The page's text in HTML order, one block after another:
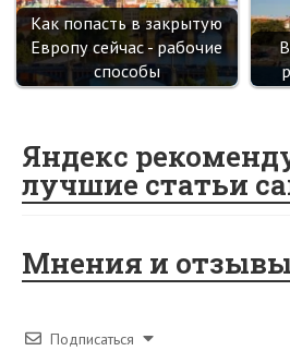
Как попасть в закрытую
Европу сейчас - рабочие
способы
Яндекс
лучшие статьи
Мнения и
Подписаться